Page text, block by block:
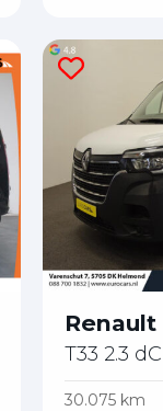
T33 2.3
30.075 km